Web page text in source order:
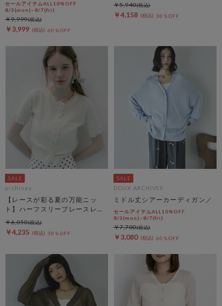
セールアイテムALL10%OFF
8/3(mon)~8/7(fri)
￥3,999 60％OFF
￥9,999
￥4,158 30％OFF
￥5,940
archives
【レースが彩る夏の万能ニッ
ト】ハーフスリーブレースレイ
ヤードニットカーディガン
￥4,235 30％OFF
￥6,050
DOUX ARCHIVES
ミドル丈シアーカーディガン／
セールアイテムALL10%OFF
8/3(mon)~8/7(fri)
￥3,080 60％OFF
￥7,700